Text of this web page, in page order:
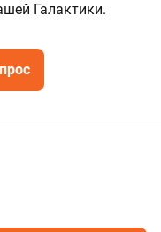
Галактики.